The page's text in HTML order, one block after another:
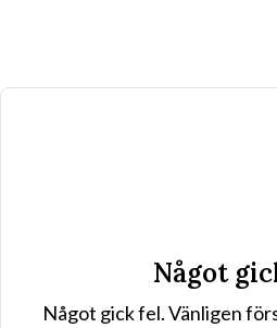
Något
Något gick fel. Vänligen